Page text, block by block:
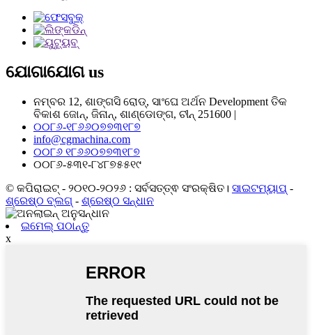
ଯୋଗାଯୋଗus
ନମ୍ବର 12, ଶାଙ୍ଗସି ରୋଡ୍, ସାଂଘେ ଅର୍ଥନ Development ତିକ
ବିକାଶ ଜୋନ୍, ଜିନାନ୍, ଶାଣ୍ଡୋଙ୍ଗ, ଚୀନ୍ 251600 |
୦୦୮୬-୧୮୬୬୦୭୭୩୧୮୭
info@cgmachina.com
୦୦୮୬ ୧୮୬୬୦୭୭୩୧୮୭
୦୦୮୬-୫୩୧-୮୪୮୭୫୫୧୯
© କପିରାଇଟ୍ - ୨୦୧୦-୨୦୨୬ : ସର୍ବସତ୍ତ୍ଵ ସଂରକ୍ଷିତ। ସାଇଟମ୍ୟାପ୍ -
ଶ୍ରେଷ୍ଠ ବ୍ଲଗ୍ - ଶ୍ରେଷ୍ଠ ସନ୍ଧାନ
ଇମେଲ୍ ପଠାନ୍ତୁ
x